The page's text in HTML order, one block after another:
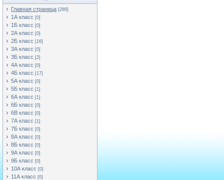
Главная страница [289]
1А класс [0]
1Б класс [0]
2А класс [0]
2Б класс [16]
3А класс [0]
3Б класс [2]
4А класс [0]
4Б класс [17]
5А класс [0]
5Б класс [1]
6А класс [1]
6Б класс [0]
6В класс [0]
7А класс [1]
7Б класс [0]
8А класс [0]
8Б класс [0]
9А класс [0]
9Б класс [0]
10А класс [0]
11А класс [0]